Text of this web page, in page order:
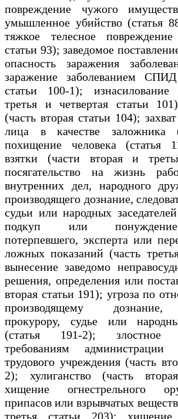
повреждение чужого
умышленное убийство (статья
тяжкое телесное
статьи 93); заведомое
опасность заражения
заражение заболеванием
статьи 100-1); изнасилование
третья и четвертая статьи
(часть вторая статьи 104);
лица в качестве заложника
похищение человека (статья
взятки (части вторая и
посягательство на жизнь
внутренних дел, народного
производящего дознание,
судьи или народных
подкуп или понуждение
потерпевшего, эксперта или
ложных показаний (часть
вынесение заведомо
решения, определения или
вторая статьи 191); угроза по
производящему дознание,
прокурору, судье или
(статья 191-2); злостное
требованиям администрации
трудового учреждения (часть
2); хулиганство (часть
хищение огнестрельного
припасов или взрывчатых
третья статьи 203); хищение